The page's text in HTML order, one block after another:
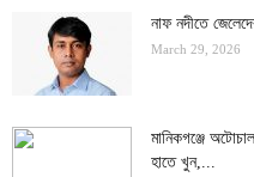
নাফ নদীতে
March 29, 2026
মানিকগঞ্জে
হাতে খুন,...